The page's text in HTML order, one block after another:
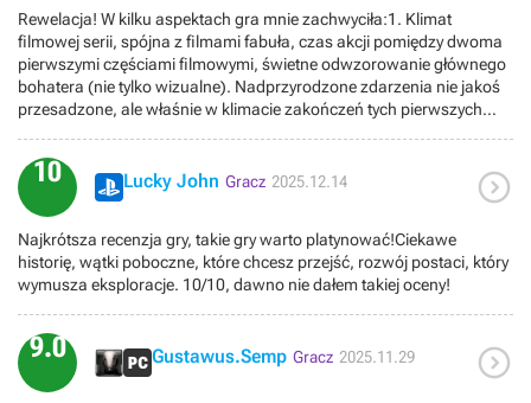
zasługują również zagadki — są różnorodne i momentami
wymagające, co sprawia, że ich rozwiązywanie daje dużą
satysfakcję.Podsumowując, Indiana Jones i Wielki Krąg to
produkcja, która w pełni oddaje ducha filmowego pierwowzoru i
oferuje świetnie zaprojektowaną przygodę. Dla fanów serii to
pozycja obowiązkowa, ale również pozostali gracze powinni
znaleźć tu wiele powodów do zadowoleniaTytuł ukończyłem na
100% z wszystkimi achievmentami.
Rewelacja! W kilku aspektach gra mnie zachwyciła:1. Klimat
filmowej serii, spójna z filmami fabuła, czas akcji pomiędzy dwoma
pierwszymi częściami filmowymi, świetne odwzorowanie głównego
bohatera (nie tylko wizualne). Nadprzyrodzone zdarzenia nie jakoś
przesadzone, ale właśnie w klimacie zakończeń tych pierwszych
dźwiękowa.2. Cała oprawa wizualne i pięknie odwzorowanie
prawdziwe lokacje. Jarałem się jak dziecko (a mam ponad 40 lat),
kiedy eksplorowałem miejsca w Rzymie i Watykanie, które w tym
roku zwiedzałem osobiście. Zamek Świętego Anioła czy Muzea
Watykańskie - czułem się jakbym zwiedzał te miejsca jeszcze raz,
tylko w przeddzień II Wojny Światowej. Z resztą wszystkie lokacje
wciągnęły mnie bardzo mocno, a wizualnie najbardziej przypadły mi
lasy ówczesnego Syjamu.3. Ciekawe, bardzo pomysłowe questy,
również poboczne - których aż żal byłoby nie wykonać. Całość
fabularna bardzo spójna, dobrze uzasadniająca podróżowanie w
kolejne miejsca wszystko się spina w teorii. Do tego świetne postacie
10 Lucky John Gracz 2025.12.14 
Najkrótsza recenzja gry, takie gry warto platynować!Ciekawe
historię, wątki poboczne, które chcesz przejść, rozwój postaci, który
wymusza eksploracje. 10/10, dawno nie dałem takiej oceny!
9.0 Gustawus.Semp Gracz 2025.11.29 